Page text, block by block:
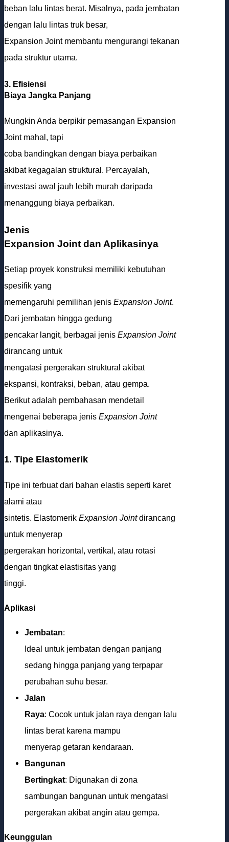
beban lalu lintas berat. Misalnya, pada jembatan
dengan lalu lintas truk besar,
Expansion Joint membantu mengurangi tekanan
pada struktur utama.
3. Efisiensi
Biaya Jangka Panjang
Mungkin Anda berpikir pemasangan Expansion
Joint mahal, tapi
coba bandingkan dengan biaya perbaikan
akibat kegagalan struktural. Percayalah,
investasi awal jauh lebih murah daripada
menanggung biaya perbaikan.
Jenis
Expansion Joint dan Aplikasinya
Setiap proyek konstruksi memiliki kebutuhan
spesifik yang
memengaruhi pemilihan jenis Expansion Joint.
Dari jembatan hingga gedung
pencakar langit, berbagai jenis Expansion Joint
dirancang untuk
mengatasi pergerakan struktural akibat
ekspansi, kontraksi, beban, atau gempa.
Berikut adalah pembahasan mendetail
mengenai beberapa jenis Expansion Joint
dan aplikasinya.
1. Tipe Elastomerik
Tipe ini terbuat dari bahan elastis seperti karet
alami atau
sintetis. Elastomerik Expansion Jointdirancang
untuk menyerap
pergerakan horizontal, vertikal, atau rotasi
dengan tingkat elastisitas yang
tinggi.
Aplikasi
Jembatan:
Ideal untuk jembatan dengan panjang
sedang hingga panjang yang terpapar
perubahan suhu besar.
Jalan
Raya: Cocok untuk jalan raya dengan lalu
lintas berat karena mampu
menyerap getaran kendaraan.
Bangunan
Bertingkat: Digunakan di zona
sambungan bangunan untuk mengatasi
pergerakan akibat angin atau gempa.
Keunggulan